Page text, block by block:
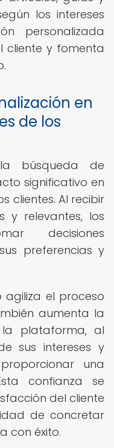
los intereses
personalizada
cliente y fomenta
en
de los
búsqueda de
significativo en
clientes. Al recibir
y relevantes, los
decisiones
preferencias y
agiliza el proceso
aumenta la
plataforma, al
sus intereses y
una
confianza se
del cliente
de concretar
con éxito.